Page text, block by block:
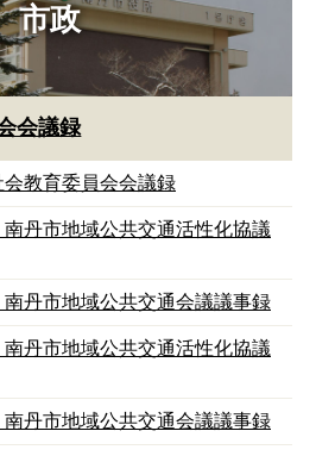
市政
会議録
教育委員会会議録
丹市地域公共交通活性化協議
丹市地域公共交通会議議事録
丹市地域公共交通活性化協議
丹市地域公共交通会議議事録